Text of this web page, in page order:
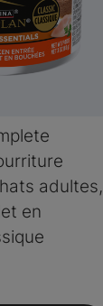
adultes,
en